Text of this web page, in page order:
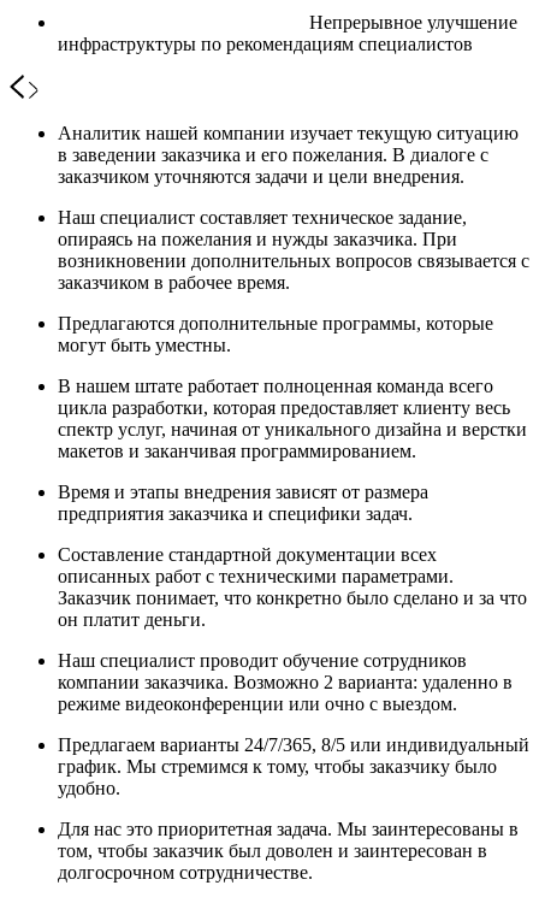
Непрерывное улучшение
инфраструктуры по рекомендациям специалистов
Аналитик нашей компании изучает текущую ситуацию
в заведении заказчика и его пожелания. В диалоге с
заказчиком уточняются задачи и цели внедрения.
Наш специалист составляет техническое задание,
опираясь на пожелания и нужды заказчика. При
возникновении дополнительных вопросов связывается с
заказчиком в рабочее время.
Предлагаются дополнительные программы, которые
могут быть уместны.
В нашем штате работает полноценная команда всего
цикла разработки, которая предоставляет клиенту весь
спектр услуг, начиная от уникального дизайна и верстки
макетов и заканчивая программированием.
Время и этапы внедрения зависят от размера
предприятия заказчика и специфики задач.
Составление стандартной документации всех
описанных работ с техническими параметрами.
Заказчик понимает, что конкретно было сделано и за что
он платит деньги.
Наш специалист проводит обучение сотрудников
компании заказчика. Возможно 2 варианта: удаленно в
режиме видеоконференции или очно с выездом.
Предлагаем варианты 24/7/365, 8/5 или индивидуальный
график. Мы стремимся к тому, чтобы заказчику было
удобно.
Для нас это приоритетная задача. Мы заинтересованы в
том, чтобы заказчик был доволен и заинтересован в
долгосрочном сотрудничестве.